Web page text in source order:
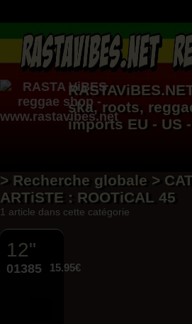
ska, roots,
imports EU - US
> Recherche globale >
ARTiSTE : ROOTiCAL 45
1 article dans cette catégorie
12"
01385 15.95€